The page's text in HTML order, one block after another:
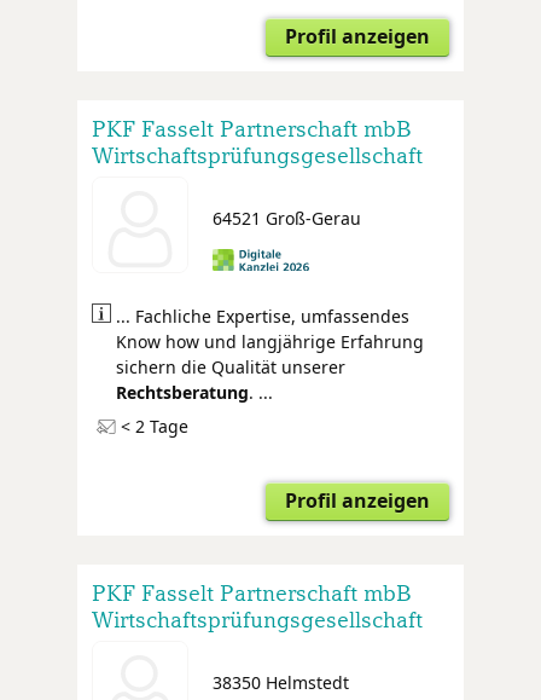
Profil anzeigen
PKF Fasselt Partnerschaft mbB
Wirtschaftsprüfungsgesellschaft
Rechtsanwälte64521 Groß-Gerau
... Fachliche Expertise, umfassendes
Know how und langjährige Erfahrung
sichern die Qualität unserer
Rechtsberatung. ...
< 2 Tage
Profil anzeigen
PKF Fasselt Partnerschaft mbB
Wirtschaftsprüfungsgesellschaft
Rechtsanwälte38350 Helmstedt